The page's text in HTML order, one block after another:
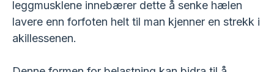
leggmusklene innebærer dette å senke hælen
lavere enn forfoten helt til man kjenner en strekk i
akillessenen.